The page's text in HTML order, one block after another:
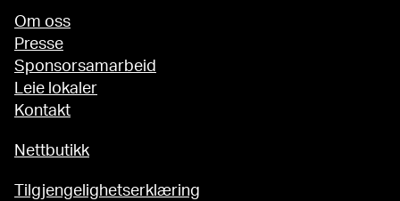
Om oss
Presse
Sponsorsamarbeid
Leie lokaler
Kontakt
Nettbutikk
Tilgjengelighetserklæring